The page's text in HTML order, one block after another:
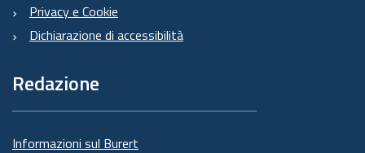
Privacy e Cookie
Dichiarazione di accessibilità
Redazione
Informazioni sul Burert